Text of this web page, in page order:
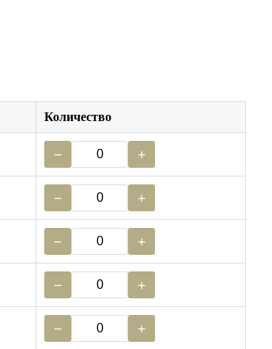
Количество
− +
− +
− +
− +
− +